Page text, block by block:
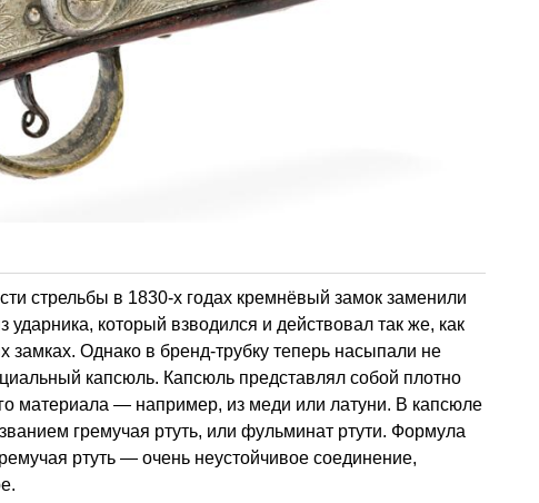
стрельбы в 1830-х годах кремнёвый замок заменили
который взводился и действовал так же, как
замках. Однако в бренд-трубку теперь насыпали не
капсюль. Капсюль представлял собой плотно
материала — например, из меди или латуни. В капсюле
гремучая ртуть, или фульминат ртути. Формула
ртуть — очень неустойчивое соединение,